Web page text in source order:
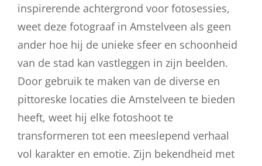
inspirerende achtergrond voor fotosessies,
weet deze fotograaf in Amstelveen als geen
ander hoe hij de unieke sfeer en schoonheid
van de stad kan vastleggen in zijn beelden.
Door gebruik te maken van de diverse en
pittoreske locaties die Amstelveen te bieden
heeft, weet hij elke fotoshoot te
transformeren tot een meeslepend verhaal
vol karakter en emotie. Zijn bekendheid met